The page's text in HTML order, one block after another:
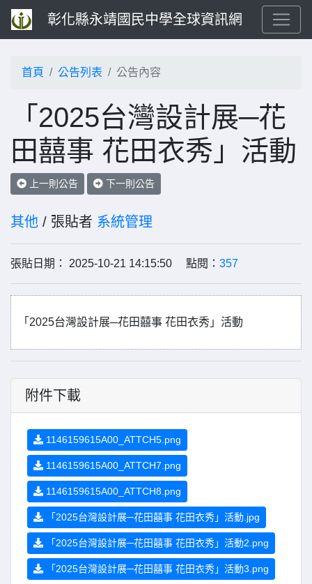
彰化縣永靖國民中學全球資訊網
首頁 公告列表 公告內容
「2025台灣設計展─花
田囍事 花田衣秀」活動
上一則公告 下一則公告
其他 / 張貼者 系統管理
張貼日期： 2025-10-21 14:15:50 點閱： 357
「2025台灣設計展─花田囍事 花田衣秀」活動
附件下載
1146159615A00_ATTCH5.png
1146159615A00_ATTCH7.png
1146159615A00_ATTCH8.png
「2025台灣設計展─花田囍事 花田衣秀」活動.jpg
「2025台灣設計展─花田囍事 花田衣秀」活動2.png
「2025台灣設計展─花田囍事 花田衣秀」活動3.png